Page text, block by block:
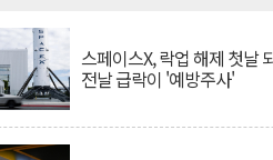
스페이스X, 락업 해제 첫날
전날 급락이 '예방주사'